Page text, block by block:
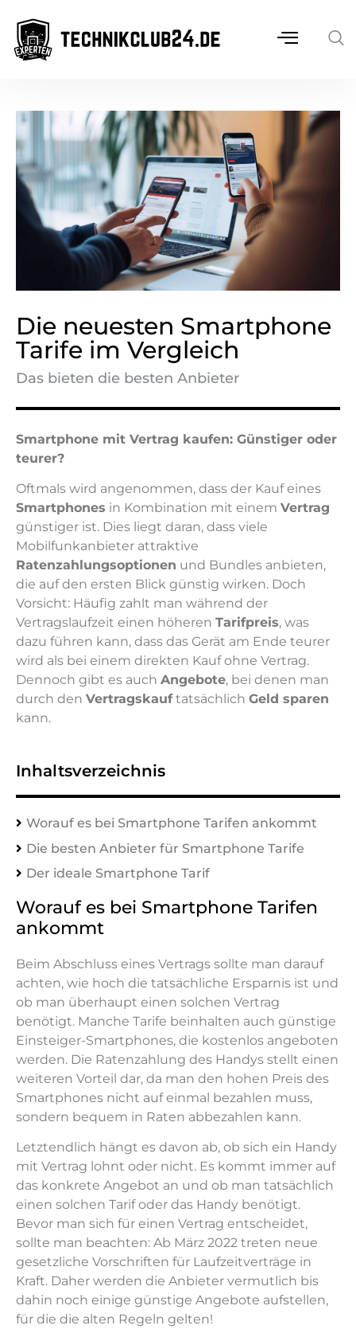
Die neuesten Smartphone
Tarife im Vergleich
Das bieten die besten Anbieter
Smartphone mit Vertrag kaufen: Günstiger oder
teurer?
Oftmals wird angenommen, dass der Kauf eines
Smartphones in Kombination mit einem Vertrag
günstiger ist. Dies liegt daran, dass viele
Mobilfunkanbieter attraktive
Ratenzahlungsoptionen und Bundles anbieten,
die auf den ersten Blick günstig wirken. Doch
Vorsicht: Häufig zahlt man während der
Vertragslaufzeit einen höheren Tarifpreis, was
dazu führen kann, dass das Gerät am Ende teurer
wird als bei einem direkten Kauf ohne Vertrag.
Dennoch gibt es auch Angebote, bei denen man
durch den Vertragskauftatsächlich Geld sparen
kann.
Inhaltsverzeichnis
Worauf es bei Smartphone Tarifen ankommt
Die besten Anbieter für Smartphone Tarife
Der ideale Smartphone Tarif
Worauf es bei Smartphone Tarifen
ankommt
Beim Abschluss eines Vertrags sollte man darauf
achten, wie hoch die tatsächliche Ersparnis ist und
ob man überhaupt einen solchen Vertrag
benötigt. Manche Tarife beinhalten auch günstige
Einsteiger-Smartphones, die kostenlos angeboten
werden. Die Ratenzahlung des Handys stellt einen
weiteren Vorteil dar, da man den hohen Preis des
Smartphones nicht auf einmal bezahlen muss,
sondern bequem in Raten abbezahlen kann.
Letztendlich hängt es davon ab, ob sich ein Handy
mit Vertrag lohnt oder nicht. Es kommt immer auf
das konkrete Angebot an und ob man tatsächlich
einen solchen Tarif oder das Handy benötigt.
Bevor man sich für einen Vertrag entscheidet,
sollte man beachten: Ab März 2022 treten neue
gesetzliche Vorschriften für Laufzeitverträge in
Kraft. Daher werden die Anbieter vermutlich bis
dahin noch einige günstige Angebote aufstellen,
für die die alten Regeln gelten!